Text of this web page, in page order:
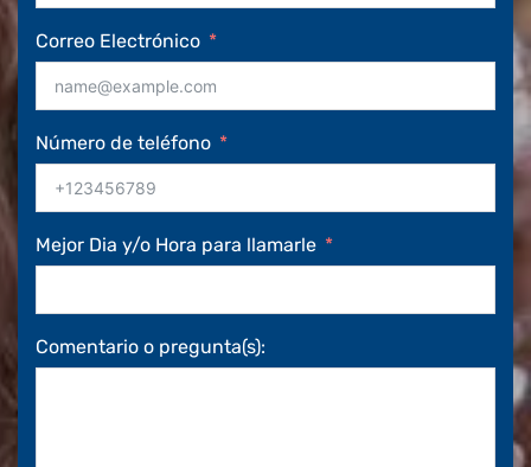
Correo Electrónico
Número de teléfono
Mejor Dia y/o Hora para llamarle
Comentario o pregunta(s):